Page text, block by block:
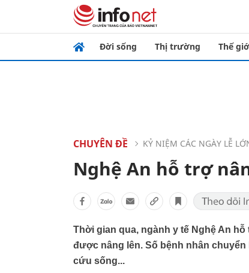
Đời sống Thị trường Thế
CHUYÊN ĐỀ KỶ NIỆM CÁC NGÀY LỄ
Nghệ An hỗ trợ
Thời gian qua, ngành y tế Nghệ An
được nâng lên. Số bệnh nhân
cứu sống...